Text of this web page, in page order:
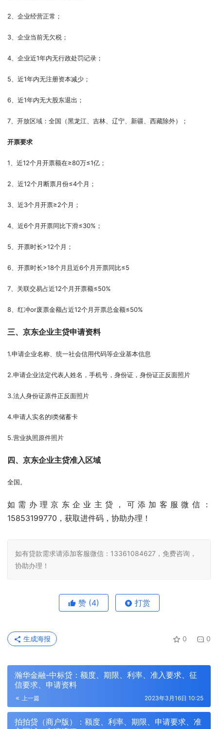
2、企业经营正常；
3、企业当前无欠税；
4、企业近1年内无行政处罚记录；
5、近1年内无注册资本减少；
6、近1年内无大股东退出；
7、开放区域：全国（黑龙江、吉林、辽宁、新疆、西藏除外）；
开票要求
1、近12个月开票额在≥80万≤1亿；
2、近12个月断票月份≤4个月；
3、近3个月开票≥2个月；
4、近6个月开票同比下滑≤30%；
5、开票时长>12个月；
6、开票时长>18个月且近6个月开票同比≤5
7、关联交易占近12个月开票额≤50%
8、红冲or废票金额占近12个月开票总金额≤50%
三、京东企业主贷申请资料
1.申请企业名称、统一社会信用代码等企业基本信息
2.申请企业法定代表人姓名，手机号，身份证，身份证正反面照片
3.法人身份证原件正反面照片
4.申请人实名的I类储蓄卡
5.营业执照原件照片
四、京东企业主贷准入区域
全国。
如需办理京东企业主贷，可添加客服微信：
15853199770，获取进件码，协助办理！
如有贷款需求请添加客服微信：13361084627，免费咨询，
协助办理！
赞 (4) 打赏
0 0
生成海报
瀚华金融-中标贷：额度、期限、利率、准入要求、征
信要求、申请资料
上一篇 2023年3月16日 10:25
拍拍贷（商户版）：额度、利率、期限、申请要求、准